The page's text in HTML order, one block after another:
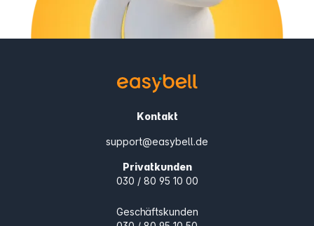
Kontakt
support@easybell.de
Privatkunden
030 / 80 95 10 00
Geschäftskunden